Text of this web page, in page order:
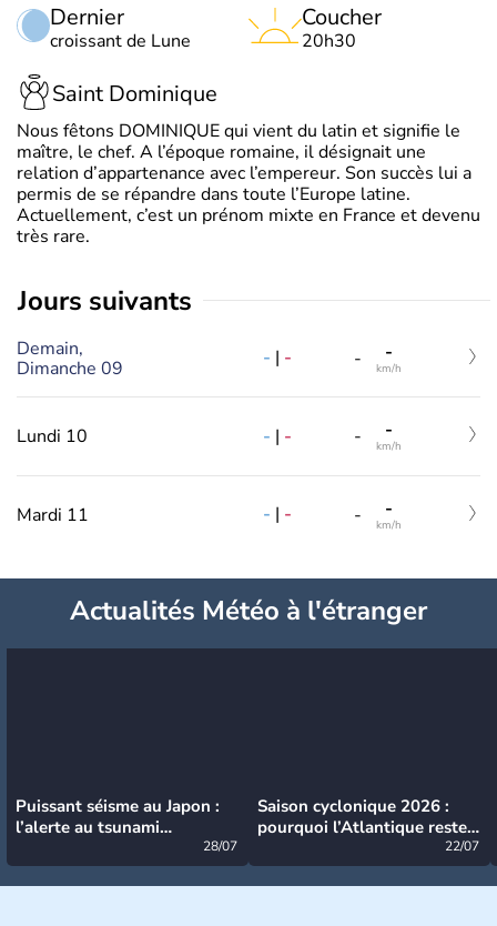
Dernier
croissant de Lune
Coucher
20h30
Saint Dominique
Nous fêtons DOMINIQUE qui vient du latin et signifie le
maître, le chef. A l’époque romaine, il désignait une
relation d’appartenance avec l’empereur. Son succès lui a
permis de se répandre dans toute l’Europe latine.
Actuellement, c’est un prénom mixte en France et devenu
très rare.
jours suivants
Demain,
Dimanche 09
- | - - -
km/h
Lundi 10 - | - - -
km/h
Mardi 11 - | - - -
km/h
Actualités Météo à l'étranger
Puissant séisme au Japon :
l’alerte au tsunami
28/07
Saison cyclonique 2026 :
pourquoi l’Atlantique reste
22/07